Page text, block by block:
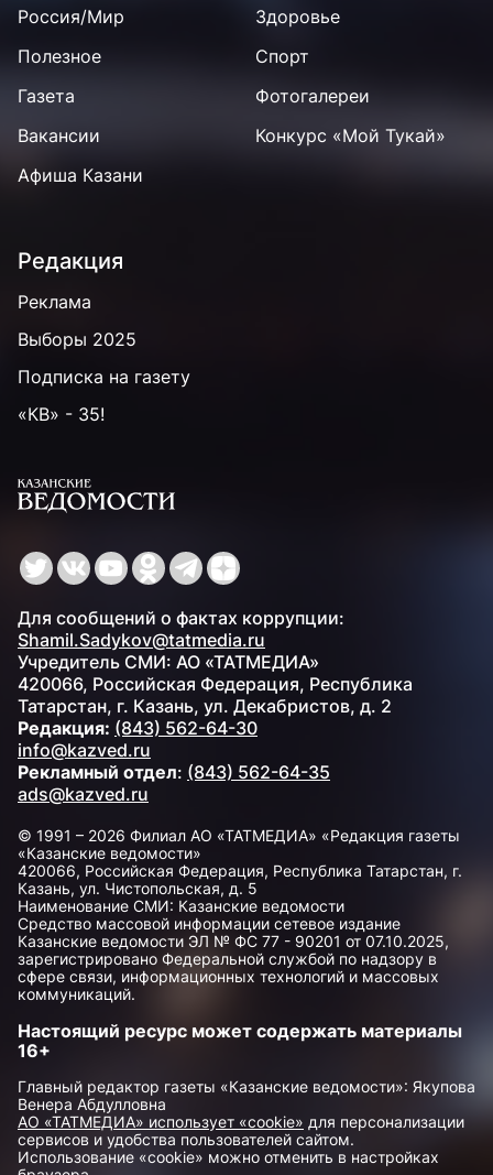
Россия/Мир
Здоровье
Полезное
Спорт
Газета
Фотогалереи
Вакансии
Конкурс «Мой Тукай»
Афиша Казани
Редакция
Реклама
Выборы 2025
Подписка на газету
«КВ» - 35!
Для сообщений о фактах коррупции:
Shamil.Sadykov@tatmedia.ru
Учредитель СМИ: АО «ТАТМЕДИА»
420066, Российская Федерация, Республика
Татарстан, г. Казань, ул. Декабристов, д. 2
Редакция: (843) 562-64-30
info@kazved.ru
Рекламный отдел: (843) 562-64-35
ads@kazved.ru
© 1991 – 2026 Филиал АО «ТАТМЕДИА» «Редакция газеты
«Казанские ведомости»
420066, Российская Федерация, Республика Татарстан, г.
Казань, ул. Чистопольская, д. 5
Наименование СМИ: Казанские ведомости
Средство массовой информации сетевое издание
Казанские ведомости ЭЛ № ФС 77 - 90201 от 07.10.2025,
зарегистрировано Федеральной службой по надзору в
сфере связи, информационных технологий и массовых
коммуникаций.
Настоящий ресурс может содержать материалы
16+
Главный редактор газеты «Казанские ведомости»: Якупова
Венера Абдулловна
АО «ТАТМЕДИА» использует «cookie» для персонализации
сервисов и удобства пользователей сайтом.
Использование «cookie» можно отменить в настройках